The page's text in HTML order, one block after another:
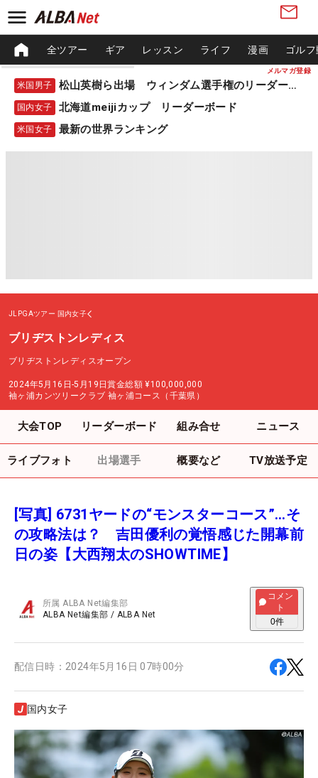
メルマガ登録
全ツアー ギア レッスン ライフ 漫画 ゴル
米国男子 松山英樹ら出場 ウィンダム選手権のリーダーボード
国内女子 北海道meijiカップ リーダーボード
米国女子 最新の世界ランキング
JLPGAツアー 国内女子
ブリヂストンレディス
ブリヂストンレディスオープン
2024年5月16日-5月19日賞金総額 ¥100,000,000
袖ヶ浦カンツリークラブ 袖ヶ浦コース（千葉県）
大会TOP リーダーボード 組み合せ ニュース
ライブフォト 出場選手 概要など TV放送予定
[写真] 6731ヤードの“モンスターコース”…そ
の攻略法は？ 吉田優利の覚悟感じた開幕前
日の姿【大西翔太のSHOWTIME】
所属ALBA Net編集部
ALBA Net編集部 / ALBA Net
コメン
ト
0件
配信日時： 2024年5月16日 07時00分
国内女子